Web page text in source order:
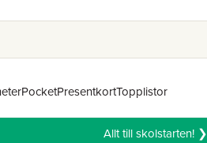
PocketPresentkortTopplistor
Allt till skolstarten! ❯